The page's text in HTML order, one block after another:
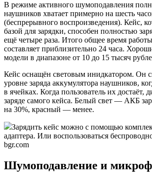
В режиме активного шумоподавления
наушников хватает примерно на шесть
(беспрерывного воспроизведения). Кейс,
базой для зарядки, способен полностью
ещё четыре раза. Итого общее время
составляет приблизительно 24 часа.
модели в диапазоне от 10 до 15 тысяч
Кейс оснащён световым инидкатором. Он
уровне заряда аккумулятора наушников,
в ячейках. Когда пользователь их достаёт,
заряде самого кейса. Белый свет — АКБ
на 30%, красный — менее.
Зарядить кейс можно с помощью
адаптера. Или воспользоваться
bgr.com
Шумоподавление и